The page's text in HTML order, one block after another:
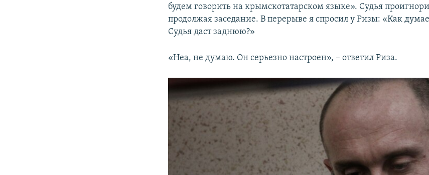
будем говорить на крымскотатарском языке». Судья
продолжая заседание. В перерыве я спросил у Ризы: «Как
Судья даст заднюю?»
«Неа, не думаю. Он серьезно настроен», – ответил Риза.